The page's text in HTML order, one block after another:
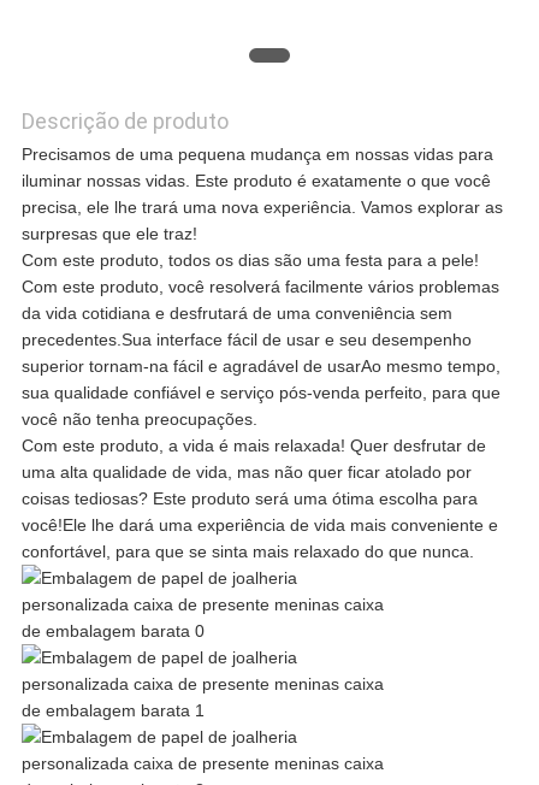
MAPA
DO
SITE
POLÍTICA
DE
PRIVACIDADE
Descrição de produto
Precisamos de uma pequena mudança em nossas vidas para
iluminar nossas vidas. Este produto é exatamente o que você
precisa, ele lhe trará uma nova experiência. Vamos explorar as
surpresas que ele traz!
Com este produto, todos os dias são uma festa para a pele!
Com este produto, você resolverá facilmente vários problemas
da vida cotidiana e desfrutará de uma conveniência sem
precedentes.Sua interface fácil de usar e seu desempenho
superior tornam-na fácil e agradável de usarAo mesmo tempo,
sua qualidade confiável e serviço pós-venda perfeito, para que
você não tenha preocupações.
Com este produto, a vida é mais relaxada! Quer desfrutar de
uma alta qualidade de vida, mas não quer ficar atolado por
coisas tediosas? Este produto será uma ótima escolha para
você!Ele lhe dará uma experiência de vida mais conveniente e
confortável, para que se sinta mais relaxado do que nunca.